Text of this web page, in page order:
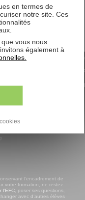
. + de 15
actualité de la
l’encadrement de
votre formation, ne restez
l’EFC , poser ses questions,
avec d’autres élèves
en termes de
notre site. Ces
vous nous
également à